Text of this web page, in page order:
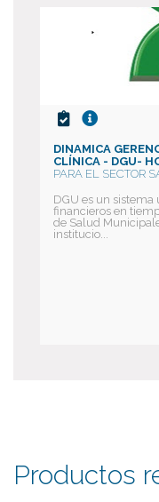
DINAMICA
CLÍNICA - DGU-
PARA EL SECTOR
DGU es un
financieros en
de Salud
institucio...
Productos